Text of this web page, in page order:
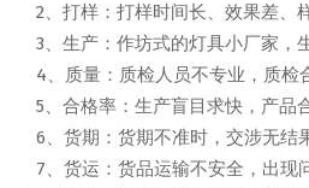
2、打样：打样时间长、效果差、
3、生产：作坊式的灯具小厂家，
4、质量：质检人员不专业，质检
5、合格率：生产盲目求快，产品
6、货期：货期不准时，交涉无结
7、货运：货品运输不安全，出现